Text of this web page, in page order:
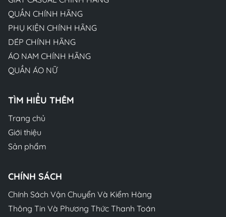
QUẦN CHÍNH HÃNG
PHỤ KIỆN CHÍNH HÃNG
DÉP CHÍNH HÃNG
ÁO NAM CHÍNH HÃNG
QUẦN ÁO NỮ
TÌM HIỂU THÊM
Trang chủ
Giới thiệu
Sản phẩm
CHÍNH SÁCH
Chính Sách Vận Chuyển Và Kiểm Hàng
Thông Tin Và Phương Thức Thanh Toán